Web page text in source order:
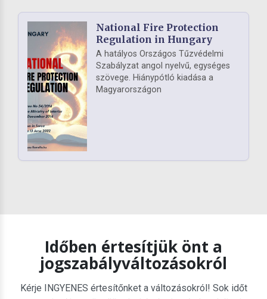
National Fire Protection
Regulation in Hungary
A hatályos Országos Tűzvédelmi
Szabályzat angol nyelvű, egységes
szövege. Hiánypótló kiadása a
Magyarországon
Időben értesítjük önt a
jogszabályváltozásokról
Kérje INGYENES értesítőnket a változásokról! Sok időt